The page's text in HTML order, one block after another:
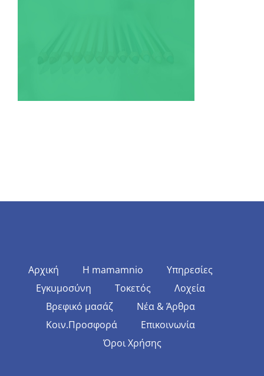
Αρχική Η mamamnio
Υπηρεσίες
Εγκυμοσύνη
Τοκετός
Λοχεία
Βρεφικό μασάζ
Νέα & Άρθρα
Κοιν.Προσφορά
Επικοινωνία
Όροι Χρήσης